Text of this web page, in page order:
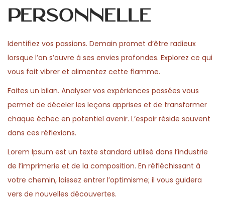
personnelle
Identifiez vos passions. Demain promet d’être radieux
lorsque l’on s’ouvre à ses envies profondes. Explorez ce qui
vous fait vibrer et alimentez cette flamme.
Faites un bilan. Analyser vos expériences passées vous
permet de déceler les leçons apprises et de transformer
chaque échec en potentiel avenir. L’espoir réside souvent
dans ces réflexions.
Lorem Ipsum est un texte standard utilisé dans l’industrie
de l’imprimerie et de la composition. En réfléchissant à
votre chemin, laissez entrer l’optimisme; il vous guidera
vers de nouvelles découvertes.